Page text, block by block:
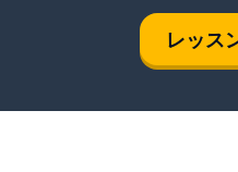
レッス